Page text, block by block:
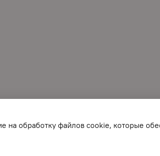
на обработку файлов cookie, которые